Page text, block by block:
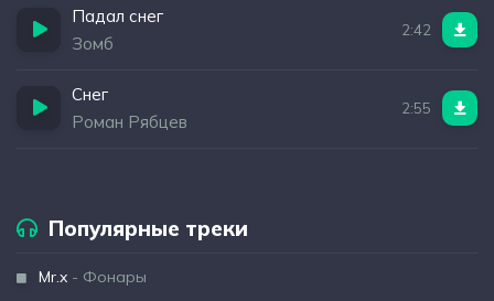
Падал снег
Зомб
2:42
Снег
Роман Рябцев
2:55
Популярные треки
Mr.x - Фонары